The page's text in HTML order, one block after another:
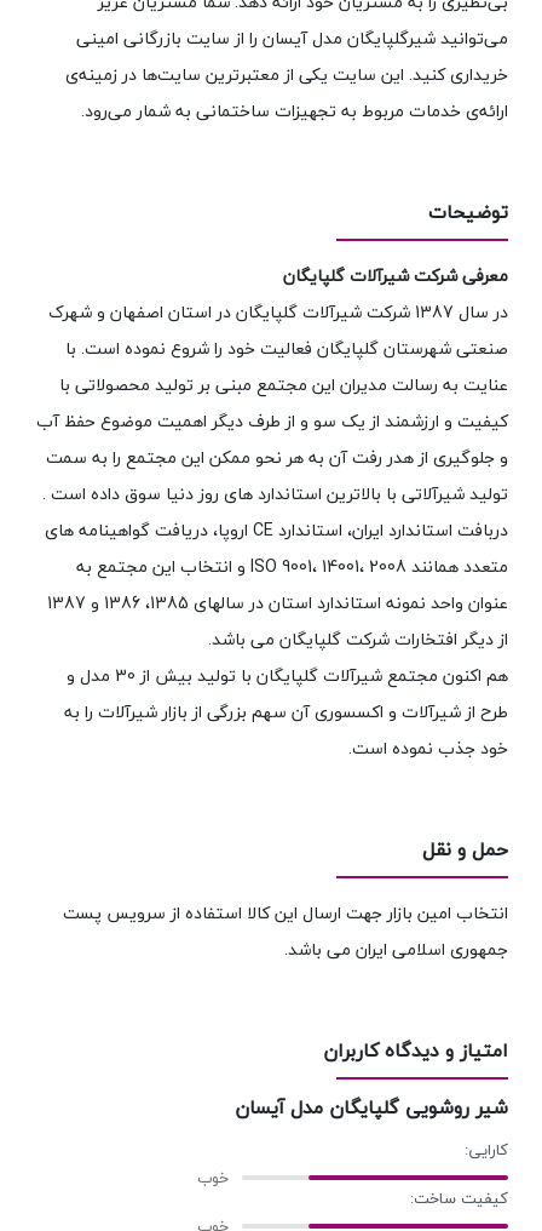
می‌توانید شیرگلپایگان مدل آیسان را از سایت بازرگانی امینی
خریداری کنید. این سایت یکی از معتبرترین سایت‌ها در زمینه‌ی
ارائه‌ی خدمات مربوط به تجهیزات ساختمانی به شمار می‌رود.
توضیحات
معرفی شرکت شیرآلات گلپایگان
در سال 1387 شرکت شیرآلات گلپایگان در استان اصفهان و شهرک
صنعتی شهرستان گلپایگان فعالیت خود را شروع نموده است. با
عنایت به رسالت مدیران این مجتمع مبنی بر تولید محصولاتی با
کیفیت و ارزشمند از یک سو و از طرف دیگر اهمیت موضوع حفظ آب
و جلوگیری از هدر رفت آن به هر نحو ممکن این مجتمع را به سمت
تولید شیرآلاتی با بالاترین استاندارد های روز دنیا سوق داده است .
دربافت استاندارد ایران، استاندارد CE اروپا، دریافت گواهینامه های
متعدد همانند ISO 9001، 14001، 2008 و انتخاب این مجتمع به
عنوان واحد نمونه استاندارد استان در سالهای 1385، 1386 و 1387
از دیگر افتخارات شرکت گلپایگان می باشد.
هم اکنون مجتمع شیرآلات گلپایگان با تولید بیش از 30 مدل و
طرح از شیرآلات و اکسسوری آن سهم بزرگی از بازار شیرآلات را به
خود جذب نموده است.
حمل و نقل
انتخاب امین بازار جهت ارسال این کالا استفاده از سرویس پست
جمهوری اسلامی ایران می باشد.
امتیاز و دیدگاه کاربران
شیر روشویی گلپایگان مدل آیسان
کارایی:
کیفیت ساخت: